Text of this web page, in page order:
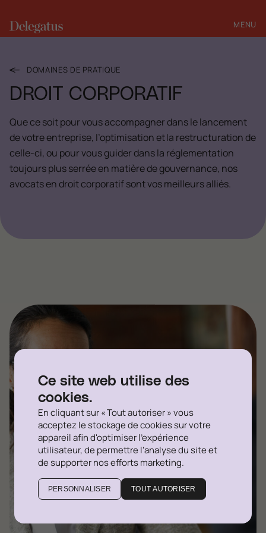
Ce site web utilise des
cookies.
En cliquant sur « Tout autoriser » vous
acceptez le stockage de cookies sur votre
appareil afin d'optimiser l'expérience
utilisateur, de permettre l'analyse du site et
de supporter nos efforts marketing.
PERSONNALISER TOUT AUTORISER
MENU
FERMER
DOMAINES DE PRATIQUE
DROIT CORPORATIF
Que ce soit pour vous accompagner dans le lancement
de votre entreprise, l’optimisation et la restructuration de
celle-ci, ou pour vous guider dans la réglementation
toujours plus serrée en matière de gouvernance, nos
avocats en droit corporatif sont vos meilleurs alliés.